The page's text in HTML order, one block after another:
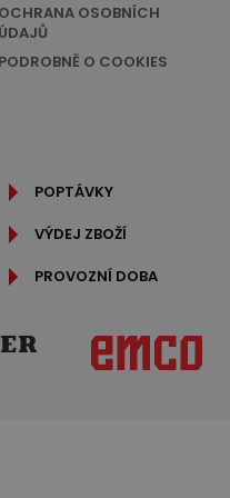
OCHRANA OSOBNÍCH
ÚDAJŮ
PODROBNĚ O COOKIES
POPTÁVKY
VÝDEJ ZBOŽÍ
PROVOZNÍ DOBA